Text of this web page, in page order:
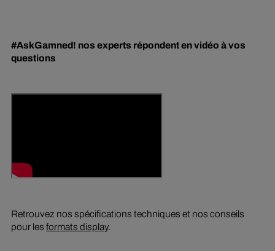
#AskGamned! nos experts répondent en vidéo à vos
questions
Retrouvez nos spécifications techniques et nos conseils
pour les formats display.